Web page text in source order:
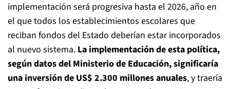
implementación será progresiva hasta el 2026, año en
el que todos los establecimientos escolares que
reciban fondos del Estado deberían estar incorporados
al nuevo sistema. La implementación de esta política,
según datos del Ministerio de Educación, significaría
una inversión de US$ 2.300 millones anuales, y traería